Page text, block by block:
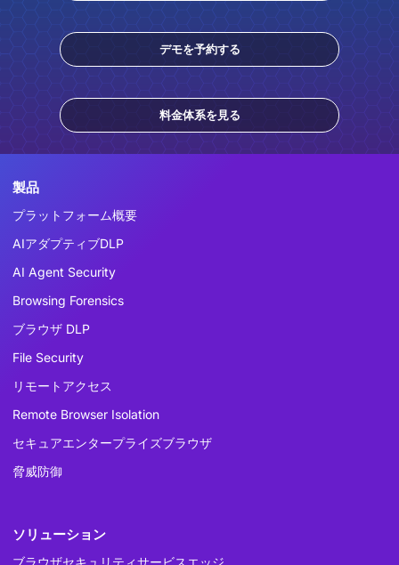
デモを予約する
料金体系を見る
製品
プラットフォーム概要
AIアダプティブDLP
AI Agent Security
Browsing Forensics
ブラウザ DLP
File Security
リモートアクセス
Remote Browser Isolation
セキュアエンタープライズブラウザ
脅威防御
ソリューション
ブラウザセキュリティサービスエッジ